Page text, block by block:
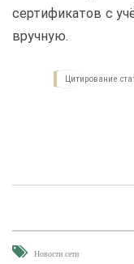
сертификатов с
вручную.
Цитирование
Новости сети